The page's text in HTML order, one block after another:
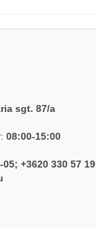
sgt. 87/a
08:00-15:00
05; +3620 330 57 19